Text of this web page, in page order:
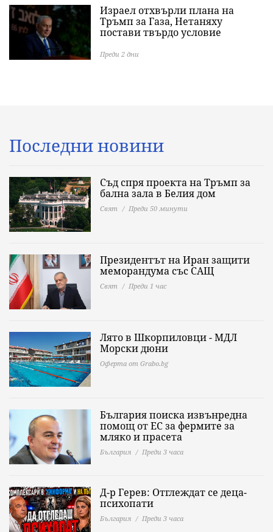
Израел отхвърли плана на
Тръмп за Газа, Нетаняху
постави твърдо условие
Преди 2 дни
Последни новини
Съд спря проекта на Тръмп за
бална зала в Белия дом
Свят Преди 50 минути
Президентът на Иран защити
меморандума със САЩ
Свят Преди 1 час
Лято в Шкорпиловци - МДЛ
Морски дюни
Оферта от Grabo.bg
България поиска извънредна
помощ от ЕС за фермите за
мляко и прасета
България Преди 3 часа
Д-р Герев: Отглеждат се деца-
психопати
България Преди 3 часа